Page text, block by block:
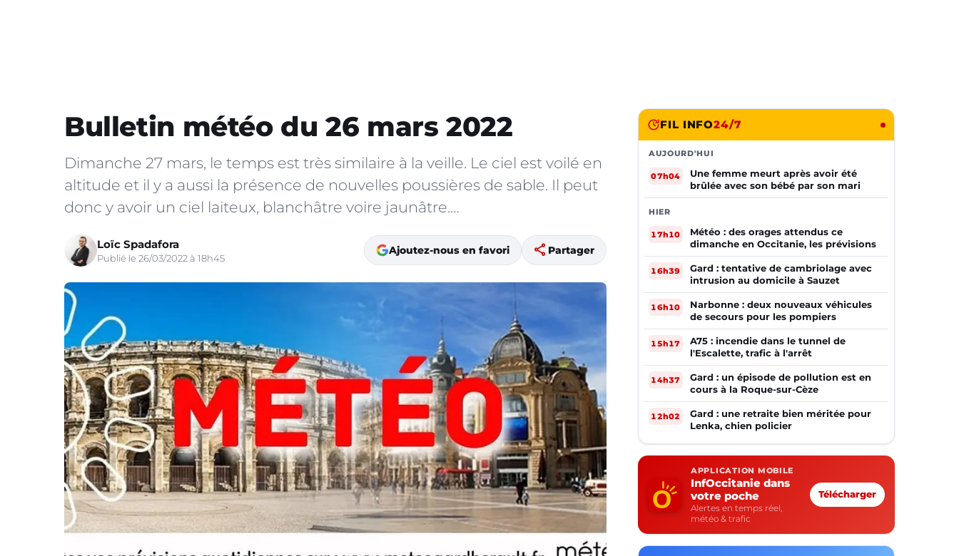
Bulletin météo du 26 mars 2022
Dimanche 27 mars, le temps est très similaire à la veille. Le ciel est voilé en
altitude et il y a aussi la présence de nouvelles poussières de sable. Il peut
donc y avoir un ciel laiteux, blanchâtre voire jaunâtre.…
Loïc Spadafora
Publié le 26/03/2022 à 18h45
Ajoutez-nous en favori share Partager
FIL INFO24/7
AUJOURD'HUI
07h04
Une femme meurt après avoir été
brûlée avec son bébé par son mari
HIER
17h10
Météo : des orages attendus ce
dimanche en Occitanie, les prévisions
16h39
Gard : tentative de cambriolage avec
intrusion au domicile à Sauzet
16h10
Narbonne : deux nouveaux véhicules
de secours pour les pompiers
15h17
A75 : incendie dans le tunnel de
l'Escalette, trafic à l'arrêt
14h37
Gard : un épisode de pollution est en
cours à la Roque-sur-Cèze
12h02
Gard : une retraite bien méritée pour
Lenka, chien policier
APPLICATION MOBILE
InfOccitanie dans
votre poche
Alertes en temps réel,
météo & trafic
Télécharger